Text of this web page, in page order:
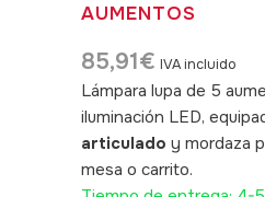
AUMENTOS
85,91€ IVA incluido
Lámpara lupa de 5
iluminación LED,
articulado y mordaza
mesa o carrito.